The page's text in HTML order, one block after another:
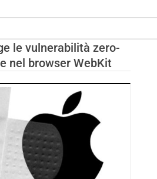
le vulnerabilità zero-
nel browser WebKit